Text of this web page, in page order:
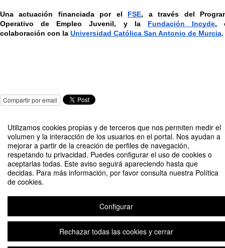
Utilizamos cookies propias y de terceros que nos permiten medir el
volumen y la interacción de los usuarios en el portal. Nos ayudan a
mejorar a partir de la creación de perfiles de navegación,
respetando tu privacidad. Puedes configurar el uso de cookies o
aceptarlas todas. Este aviso seguirá apareciendo hasta que
decidas. Para más información, por favor consulta nuestra Política
de cookies.
Configurar
Rechazar todas las cookies y cerrar
Una actuación financiada por el FSE, a través del
Operativo de Empleo Juvenil, y la Fundación Incyde,
colaboración con la Universidad Católica San Antonio de Murcia.
Compartir por email
III Edición programa de emprendimiento Go LifeTech: Salud, Deporte y
Alimentación
Contacto
Plataforma de organización de eventos Symposium